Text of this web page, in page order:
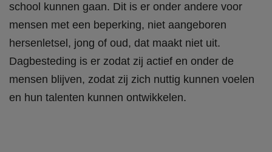
school kunnen gaan. Dit is er onder andere voor
mensen met een beperking, niet aangeboren
hersenletsel, jong of oud, dat maakt niet uit.
Dagbesteding is er zodat zij actief en onder de
mensen blijven, zodat zij zich nuttig kunnen voelen
en hun talenten kunnen ontwikkelen.